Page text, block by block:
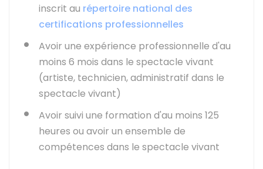
inscrit au répertoire national des
certifications professionnelles
Avoir une expérience professionnelle d'au
moins 6 mois dans le spectacle vivant
(artiste, technicien, administratif dans le
spectacle vivant)
Avoir suivi une formation d'au moins 125
heures ou avoir un ensemble de
compétences dans le spectacle vivant